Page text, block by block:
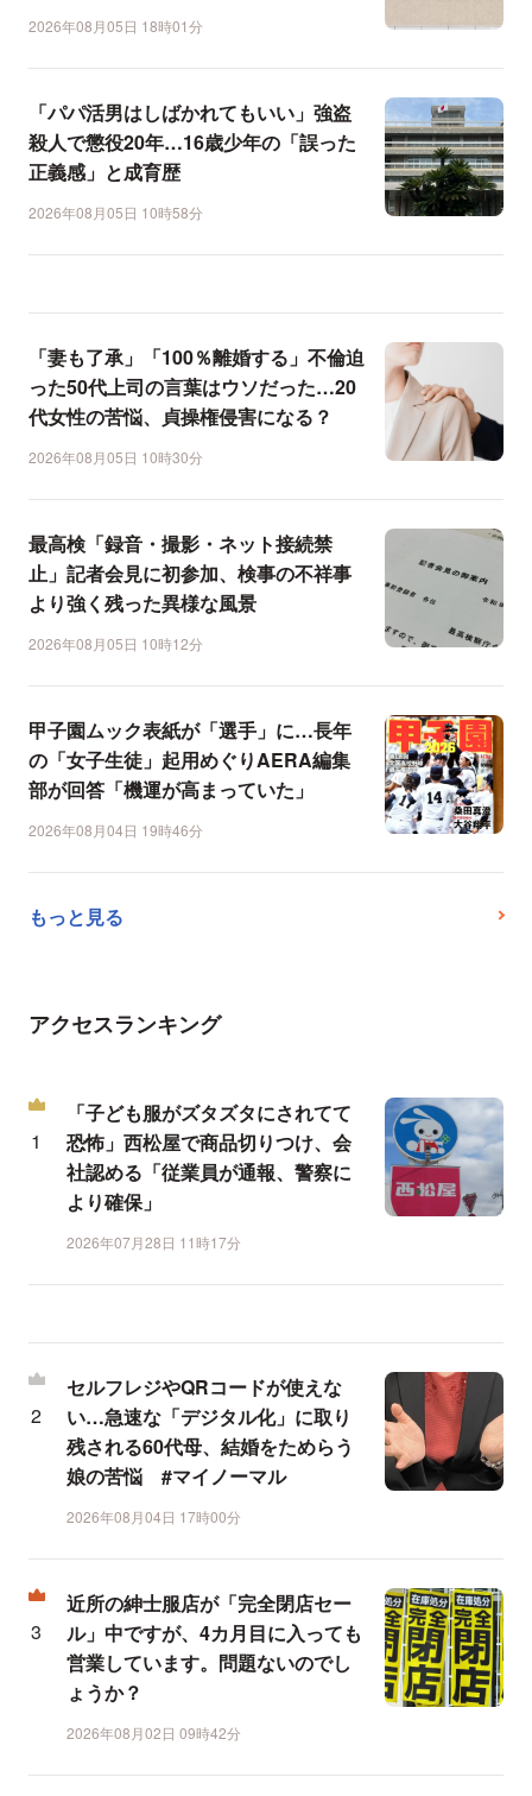
2026年08月05日 18時01分
「パパ活男はしばかれてもいい」強盗
殺人で懲役20年…16歳少年の「誤った
正義感」と成育歴
2026年08月05日 10時58分
「妻も了承」「100％離婚する」不倫迫
った50代上司の言葉はウソだった…20
代女性の苦悩、貞操権侵害になる？
2026年08月05日 10時30分
最高検「録音・撮影・ネット接続禁
止」記者会見に初参加、検事の不祥事
より強く残った異様な風景
2026年08月05日 10時12分
甲子園ムック表紙が「選手」に…長年
の「女子生徒」起用めぐりAERA編集
部が回答「機運が高まっていた」
2026年08月04日 19時46分
もっと見る
アクセスランキング
「子ども服がズタズタにされてて
恐怖」西松屋で商品切りつけ、会
社認める「従業員が通報、警察に
より確保」
2026年07月28日 11時17分
セルフレジやQRコードが使えな
い…急速な「デジタル化」に取り
残される60代母、結婚をためらう
娘の苦悩 #マイノーマル
2026年08月04日 17時00分
近所の紳士服店が「完全閉店セー
ル」中ですが、4カ月目に入っても
営業しています。問題ないのでし
ょうか？
2026年08月02日 09時42分